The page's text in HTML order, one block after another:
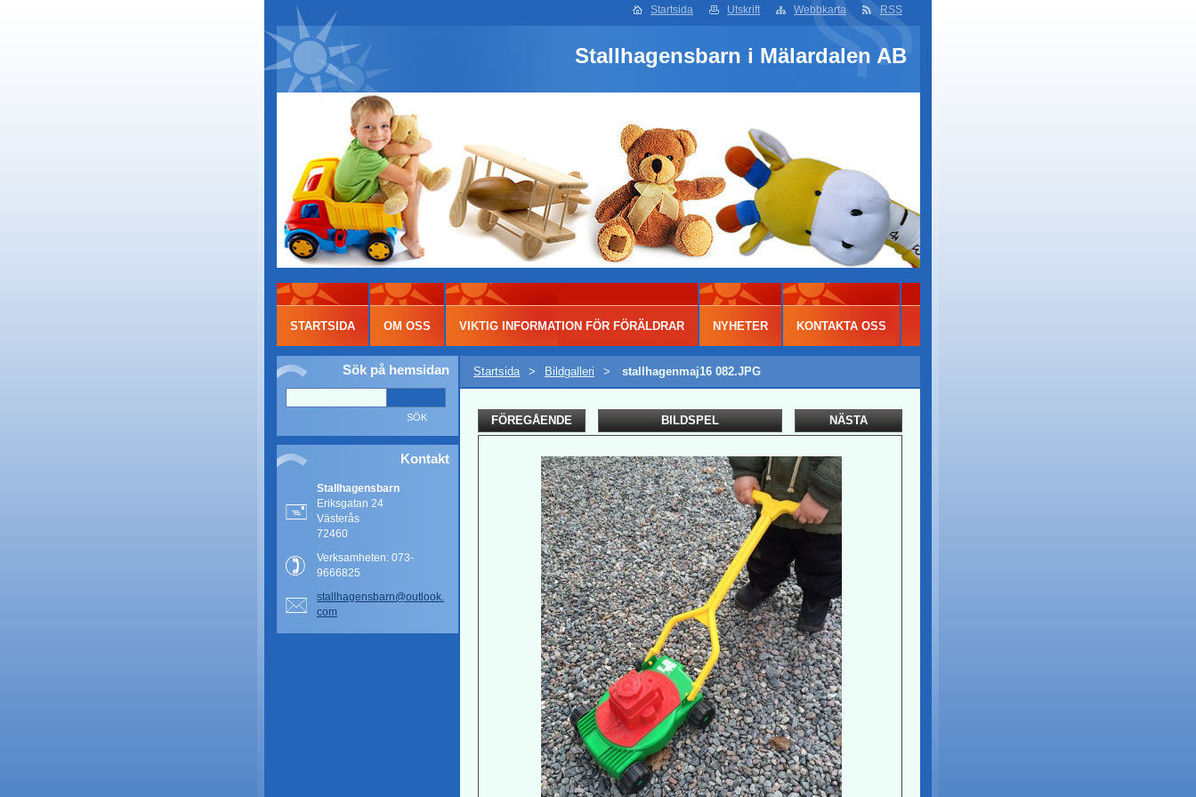
Startsida Utskrift Webbkarta RSS
Stallhagensbarn i Mälardalen AB
Sök på hemsidan
Kontakt
Stallhagensbarn
Eriksgatan 24
Västerås
72460
Verksamheten: 073-
9666825
stallhagensbarn@outlook.
com
Startsida > Bildgalleri > stallhagenmaj16 082.JPG
FÖREGÅENDE BILDSPEL NÄSTA
STARTSIDA OM OSS VIKTIG INFORMATION FÖR FÖRÄLDRAR NYHETER KONTAKTA OSS